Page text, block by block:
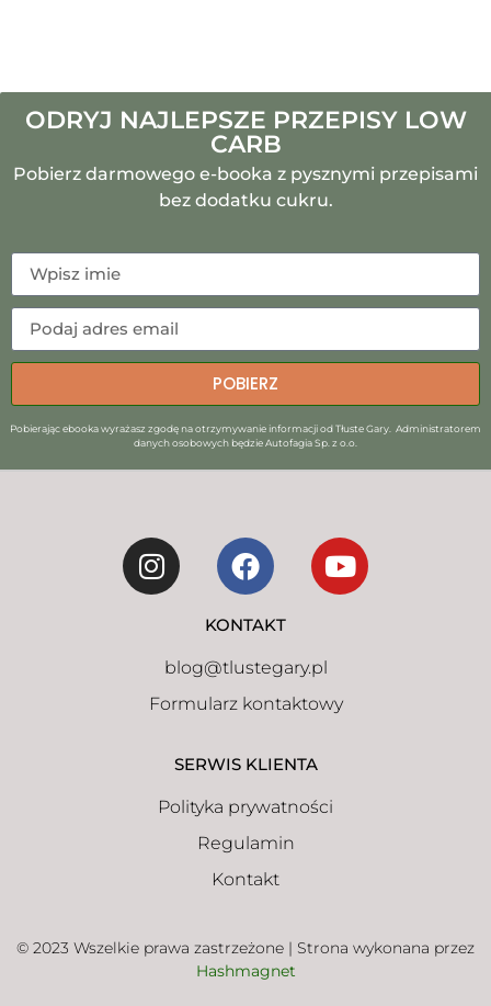
ODRYJ NAJLEPSZE PRZEPISY LOW
CARB
Pobierz darmowego e-booka z pysznymi przepisami
bez dodatku cukru.
POBIERZ
Pobierając ebooka wyrażasz zgodę na otrzymywanie informacji od Tłuste Gary. Administratorem
danych osobowych będzie Autofagia Sp. z o.o.
KONTAKT
blog@tlustegary.pl
Formularz kontaktowy
SERWIS KLIENTA
Polityka prywatności
Regulamin
Kontakt
© 2023 Wszelkie prawa zastrzeżone | Strona wykonana przez
Hashmagnet